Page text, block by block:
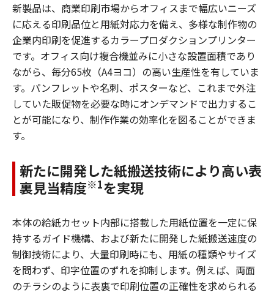
新製品は、商業印刷市場からオフィスまで幅広いニーズ
に応える印刷品位と用紙対応力を備え、多様な制作物の
企業内印刷を促進するカラープロダクションプリンター
です。オフィス向け複合機並みに小さな設置面積であり
ながら、毎分65枚（A4ヨコ）の高い生産性を有していま
す。パンフレットや名刺、ポスターなど、これまで外注
していた販促物を必要な時にオンデマンドで出力するこ
とが可能になり、制作作業の効率化を図ることができま
す。
新たに開発した紙搬送技術により高い表
裏見当精度※1を実現
本体の給紙カセット内部に搭載した用紙位置を一定に保
持するガイド機構、および新たに開発した紙搬送速度の
制御技術により、大量印刷時にも、用紙の種類やサイズ
を問わず、印字位置のずれを抑制します。例えば、両面
のチラシのように表裏で印刷位置の正確性を求められる